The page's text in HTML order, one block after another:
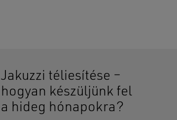
Jakuzzi téliesítése –
hogyan készüljünk fel
a hideg hónapokra?